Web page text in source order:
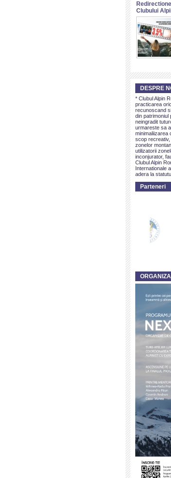
Clubului
DESPRE
* Clubul Alpin
practicarea
recunoscand
din patrimoniul
neingradit
urmareste sa
minimaliizarea
scop
zonelor
utilizatorii
inconjurator,
Clubul Alpin
Internationale
adera la
Parteneri